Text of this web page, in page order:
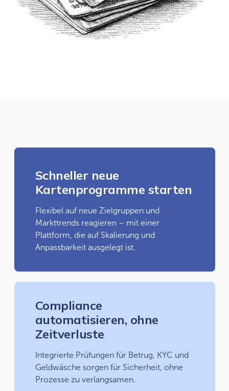
Schneller neue
Kartenprogramme starten
Flexibel auf neue Zielgruppen und
Markttrends reagieren – mit einer
Plattform, die auf Skalierung und
Anpassbarkeit ausgelegt ist.
Compliance
automatisieren, ohne
Zeitverluste
Integrierte Prüfungen für Betrug, KYC und
Geldwäsche sorgen für Sicherheit, ohne
Prozesse zu verlangsamen.